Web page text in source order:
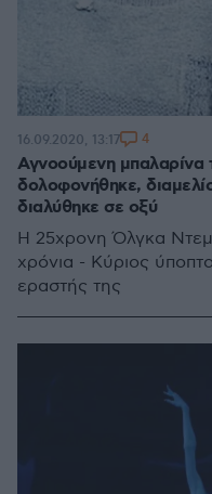
Αγνοούμενη μπαλαρίνα
δολοφονήθηκε,
διαλύθηκε σε οξύ
Η 25χρονη Όλγκα
χρόνια - Κύριος
εραστής της
16.09.2020, 13:17 4